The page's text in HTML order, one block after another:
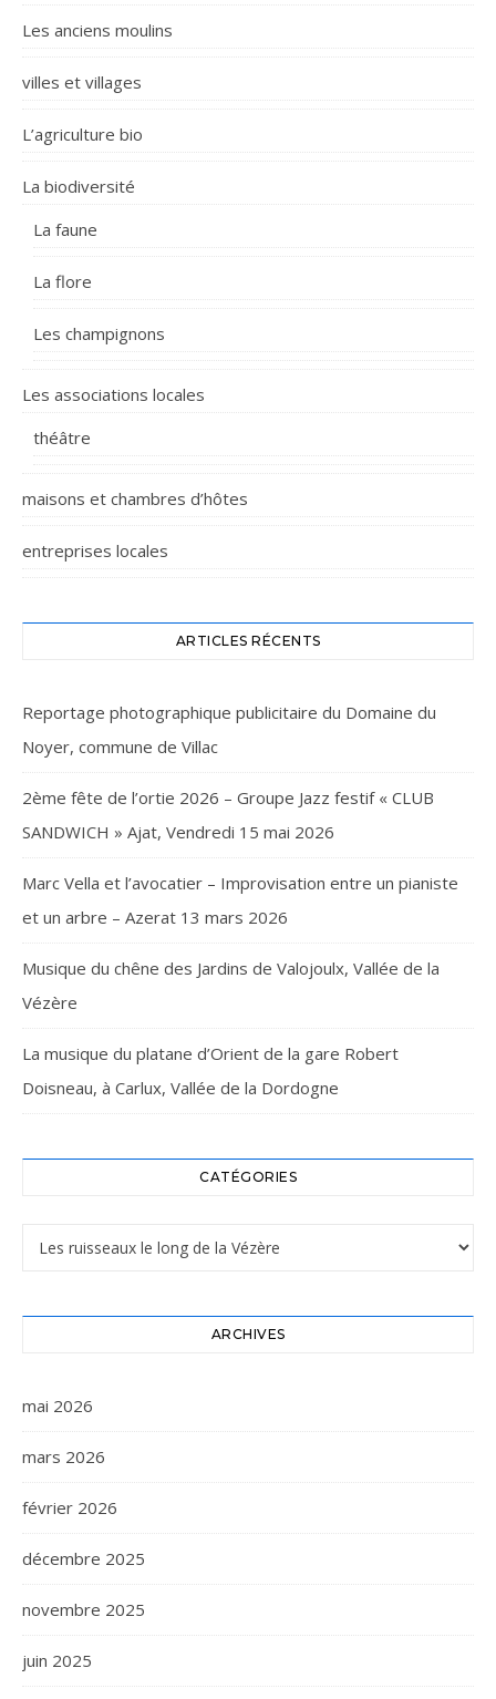
Les anciens moulins
villes et villages
L’agriculture bio
La biodiversité
La faune
La flore
Les champignons
Les associations locales
théâtre
maisons et chambres d’hôtes
entreprises locales
ARTICLES RÉCENTS
Reportage photographique publicitaire du Domaine du
Noyer, commune de Villac
2ème fête de l’ortie 2026 – Groupe Jazz festif « CLUB
SANDWICH » Ajat, Vendredi 15 mai 2026
Marc Vella et l’avocatier – Improvisation entre un pianiste
et un arbre – Azerat 13 mars 2026
Musique du chêne des Jardins de Valojoulx, Vallée de la
Vézère
La musique du platane d’Orient de la gare Robert
Doisneau, à Carlux, Vallée de la Dordogne
CATÉGORIES
ARCHIVES
mai 2026
mars 2026
février 2026
décembre 2025
novembre 2025
juin 2025